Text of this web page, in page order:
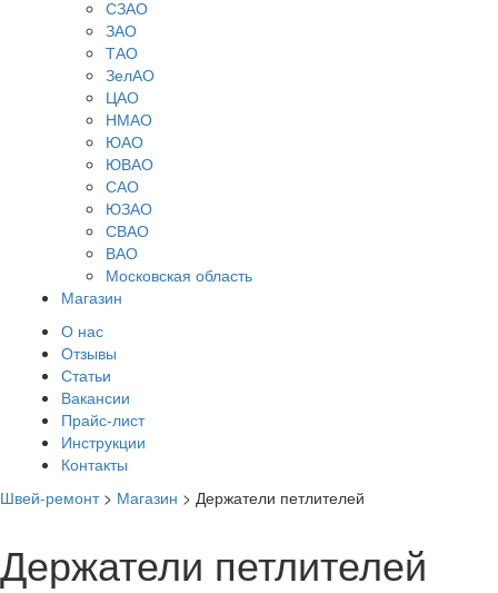
СЗАО
ЗАО
ТАО
ЗелАО
ЦАО
НМАО
ЮАО
ЮВАО
САО
ЮЗАО
СВАО
ВАО
Московская область
Магазин
О нас
Отзывы
Статьи
Вакансии
Прайс-лист
Инструкции
Контакты
Швей-ремонт> Магазин > Держатели петлителей
Держатели петлителей